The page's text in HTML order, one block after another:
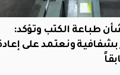
طباعة الكتب وتؤكد:
ونعتمد على